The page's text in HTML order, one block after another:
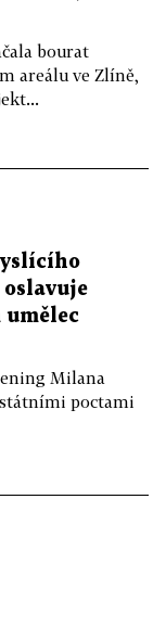
bourat
areálu ve Zlíně,
umělec
Milana
státními poctami